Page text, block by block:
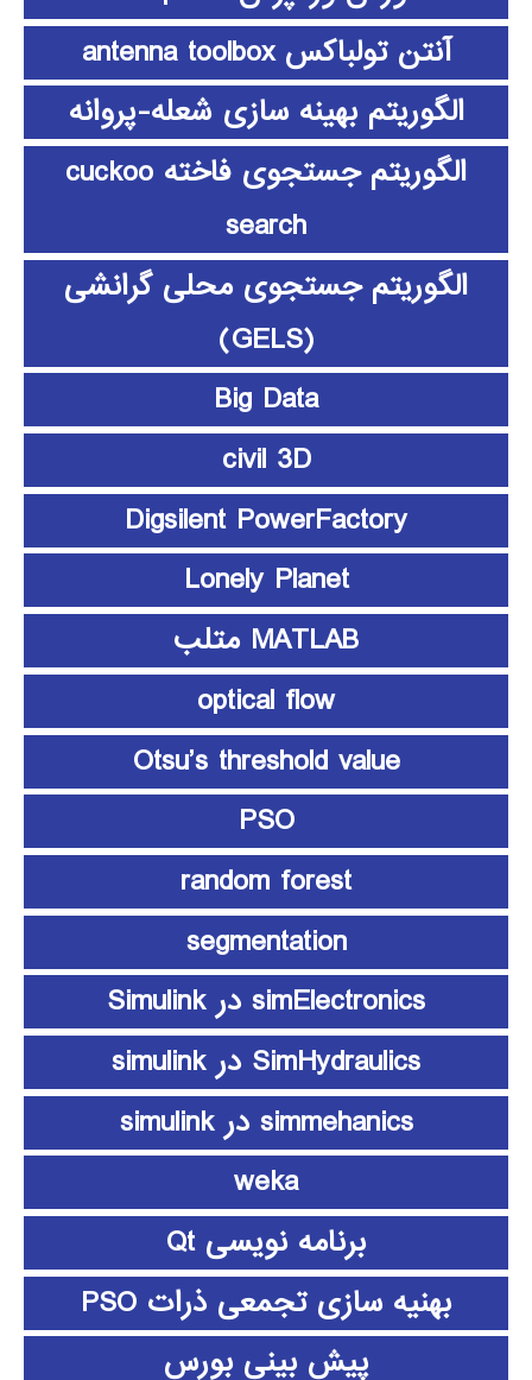
آنتن تولباکس antenna toolbox
الگوریتم بهینه سازی شعله-پروانه
الگوریتم جستجوی فاخته cuckoo
search
الگوریتم جستجوی محلی گرانشی
(GELS)
Big Data
civil 3D
Digsilent PowerFactory
Lonely Planet
MATLAB متلب
optical flow
Otsu’s threshold value
PSO
random forest
segmentation
simElectronics در Simulink
SimHydraulics در simulink
simmehanics در simulink
weka
برنامه نویسی Qt
بهنیه سازی تجمعی ذرات PSO
پیش بینی بورس